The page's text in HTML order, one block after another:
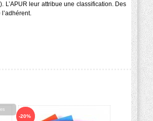
L’APUR leur attribue une classification. Des
-20%